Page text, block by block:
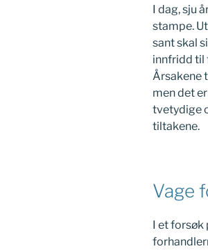
I dag, sju
stampe.
sant skal
innfridd til
Årsakene
men det
tvetydige
tiltakene.
Vage
I et forsøk